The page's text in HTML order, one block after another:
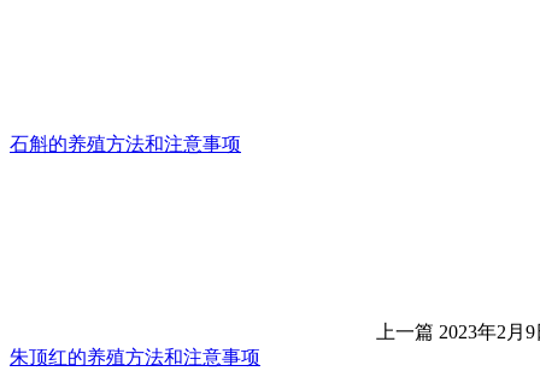
石斛的养殖方法和注意事项
上一篇 2023年2月9
朱顶红的养殖方法和注意事项